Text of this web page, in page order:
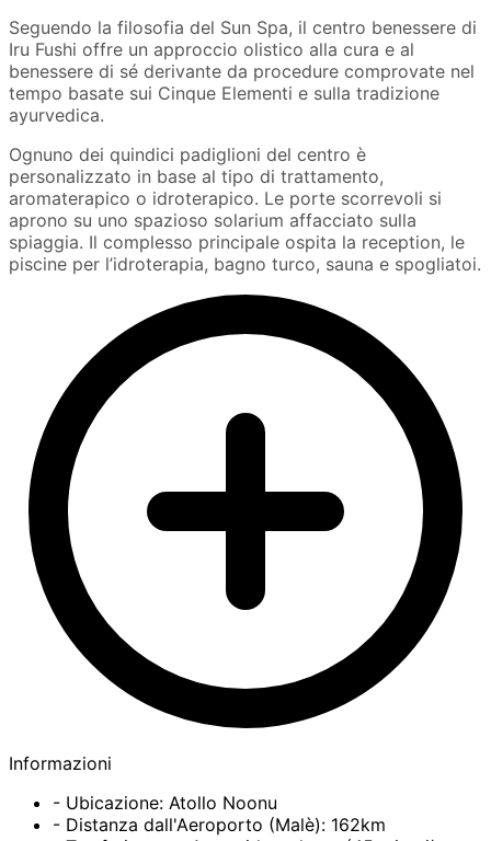
Seguendo la filosofia del Sun Spa, il centro benessere di
Iru Fushi offre un approccio olistico alla cura e al
benessere di sé derivante da procedure comprovate nel
tempo basate sui Cinque Elementi e sulla tradizione
ayurvedica.
Ognuno dei quindici padiglioni del centro è
personalizzato in base al tipo di trattamento,
aromaterapico o idroterapico. Le porte scorrevoli si
aprono su uno spazioso solarium affacciato sulla
spiaggia. Il complesso principale ospita la reception, le
piscine per l’idroterapia, bagno turco, sauna e spogliatoi.
Informazioni
- Ubicazione: Atollo Noonu
- Distanza dall'Aeroporto (Malè): 162km